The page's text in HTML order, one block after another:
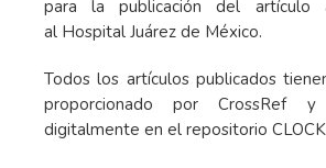
para la publicación del
al Hospital Juárez de México.
Todos los artículos publicados
proporcionado por CrossRef
digitalmente en el repositorio